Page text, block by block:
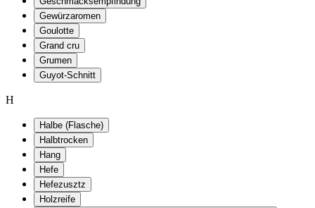
Gewürzaromen
Goulotte
Grand cru
Grumen
Guyot-Schnitt
H
Halbe (Flasche)
Halbtrocken
Hang
Hefe
Hefezusztz
Holzreife